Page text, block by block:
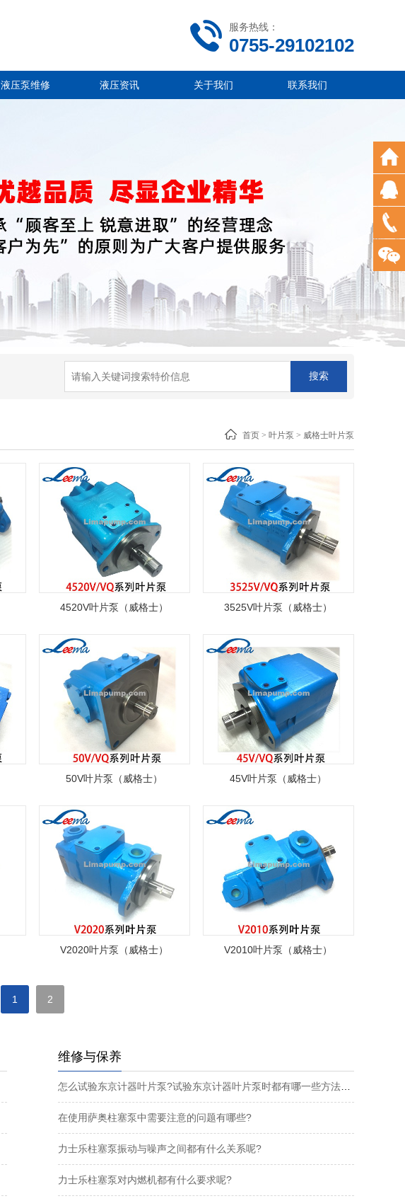
服务热线：
0755-29102102
液压泵维修 液压资讯 关于我们 联系我们
首页 > 叶片泵 > 威格士叶片泵
4520V叶片泵（威格士） 3525V叶片泵（威格士）
50V叶片泵（威格士） 45V叶片泵（威格士）
V2020叶片泵（威格士） V2010叶片泵（威格士）
1 2
维修与保养
在使用萨奥柱塞泵中需要注意的问题有哪些?
力士乐柱塞泵振动与噪声之间都有什么关系呢?
力士乐柱塞泵对内燃机都有什么要求呢?